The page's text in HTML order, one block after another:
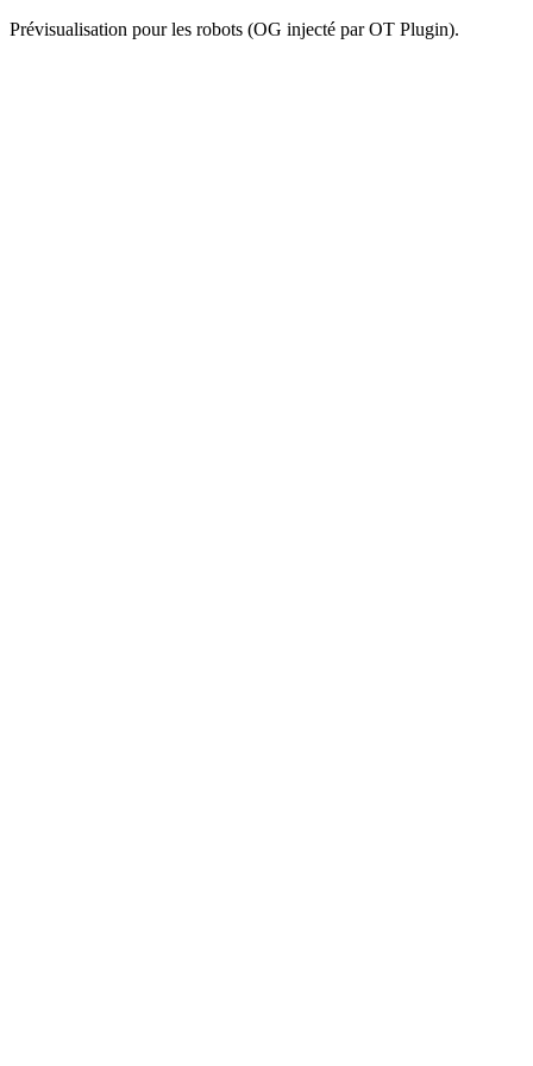
Prévisualisation pour les robots (OG injecté par OT Plugin).